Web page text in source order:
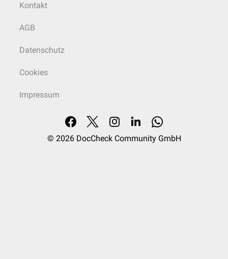
Kontakt
AGB
Datenschutz
Cookies
Impressum
© 2026 DocCheck Community GmbH